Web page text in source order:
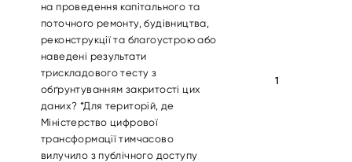
на проведення капітального та
поточного ремонту, будівництва,
реконструкції та благоустрою або
наведені результати
трискладового тесту з
обґрунтуванням закритості цих
даних? *Для територій, де
Міністерство цифрової
трансформації тимчасово
вилучило з публічного доступу
1